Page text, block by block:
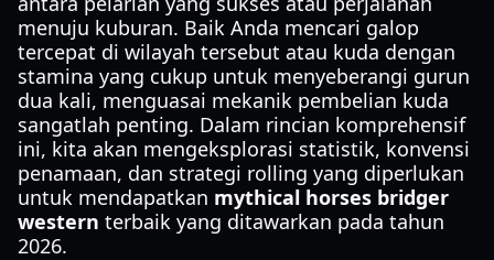
menuju kuburan. Baik Anda mencari galop
tercepat di wilayah tersebut atau kuda dengan
stamina yang cukup untuk menyeberangi gurun
dua kali, menguasai mekanik pembelian kuda
sangatlah penting. Dalam rincian komprehensif
ini, kita akan mengeksplorasi statistik, konvensi
penamaan, dan strategi rolling yang diperlukan
untuk mendapatkan mythical horses bridger
western terbaik yang ditawarkan pada tahun
2026.